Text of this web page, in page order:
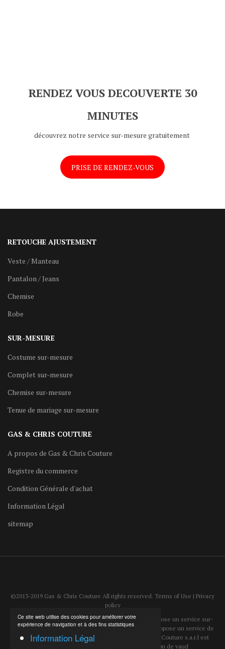
Ce site web utilise des cookies pour améliorer votre
expérience de navigation et à des fins statistiques
Information Légal
RENDEZ VOUS DECOUVERTE 30
MINUTES
découvrez notre service sur-mesure gratuitement
PRISE DE RENDEZ-VOUS
RETOUCHE AJUSTEMENT
Veste / Manteau
Pantalon / Jeans
Chemise
Robe
SUR-MESURE
Costume sur-mesure
Complet sur-mesure
Chemise sur-mesure
Tenue de mariage sur-mesure
GAS & CHRIS COUTURE
A propos de Gas & Chris Couture
Registre du commerce
Condition Générale d'achat
Information Légal
sitemap
©2013-2019 Gas & Chris Couture All rights reserved. Terms of Use | Privacy
policy
Gas & Chris Couture est un atelier de couture qui propose un service sur-
mesure pour homme et femme. L'atelier de couture propose un service de
reparation et d'ajustement de vêtement.Gas & Chris Couture s.a.r.l est
enregistrer au registre du commerce du canton de vaud